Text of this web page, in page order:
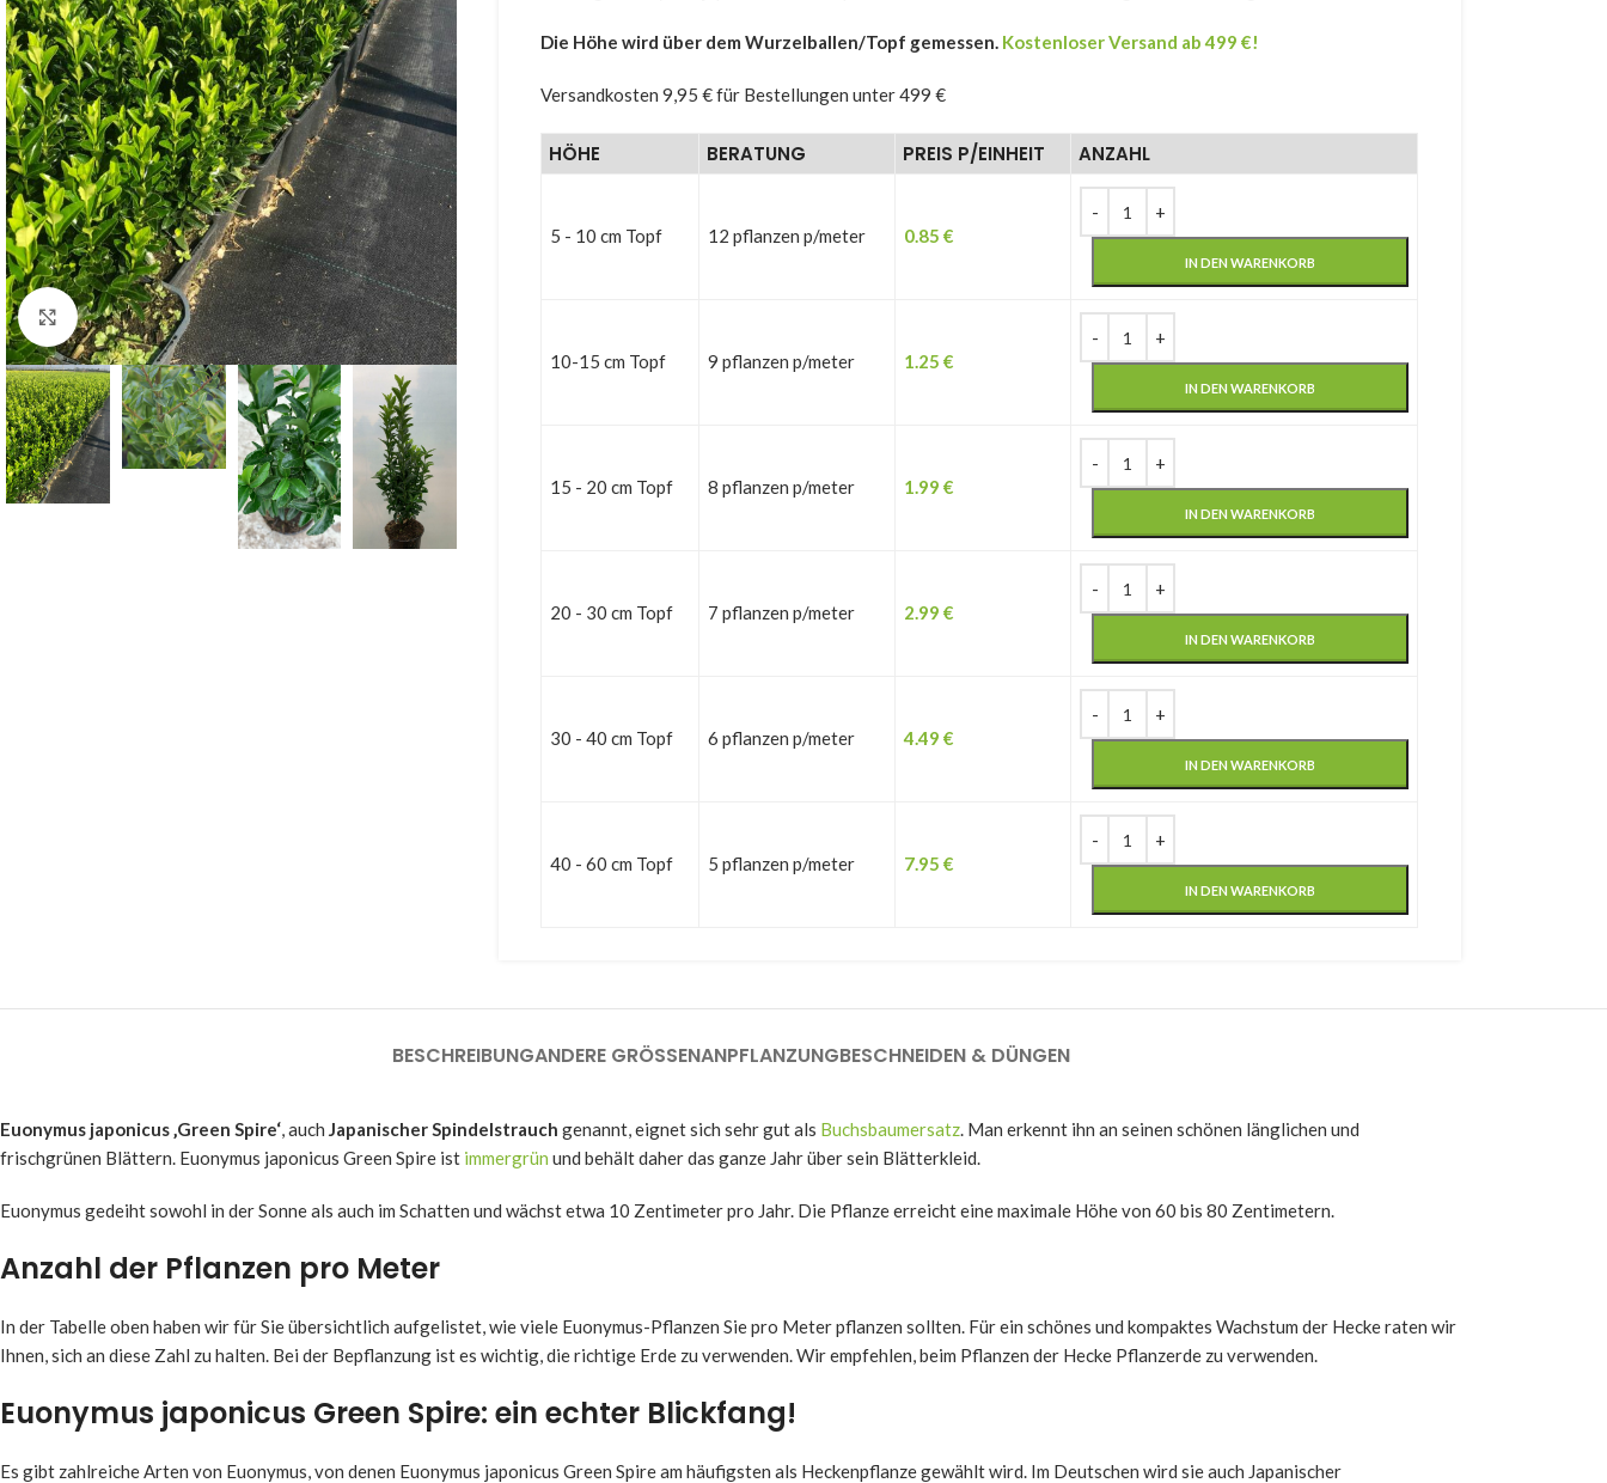
Klicken Sie zum Vergrößern
Die Höhe wird über dem Wurzelballen/Topf gemessen. Kostenloser Versand ab 499 €!
Versandkosten 9,95 € für Bestellungen unter 499 €
HÖHE BERATUNG PREIS P/EINHEIT ANZAHL
5 - 10 cm Topf 12 pflanzen p/meter 0.85€
IN DEN WARENKORB
10-15 cm Topf 9 pflanzen p/meter 1.25€
IN DEN WARENKORB
15 - 20 cm Topf 8 pflanzen p/meter 1.99€
IN DEN WARENKORB
20 - 30 cm Topf 7 pflanzen p/meter 2.99€
IN DEN WARENKORB
30 - 40 cm Topf 6 pflanzen p/meter 4.49€
IN DEN WARENKORB
40 - 60 cm Topf 5 pflanzen p/meter 7.95€
IN DEN WARENKORB
BESCHREIBUNGANDERE GRÖSSENANPFLANZUNGBESCHNEIDEN & DÜNGEN
Euonymus japonicus ‚Green Spire‘, auch Japanischer Spindelstrauch genannt, eignet sich sehr gut als Buchsbaumersatz. Man erkennt ihn an seinen schönen länglichen und
frischgrünen Blättern. Euonymus japonicus Green Spire ist immergrün und behält daher das ganze Jahr über sein Blätterkleid.
Euonymus gedeiht sowohl in der Sonne als auch im Schatten und wächst etwa 10 Zentimeter pro Jahr. Die Pflanze erreicht eine maximale Höhe von 60 bis 80 Zentimetern.
Anzahl der Pflanzen pro Meter
In der Tabelle oben haben wir für Sie übersichtlich aufgelistet, wie viele Euonymus-Pflanzen Sie pro Meter pflanzen sollten. Für ein schönes und kompaktes Wachstum der Hecke raten wir
Ihnen, sich an diese Zahl zu halten. Bei der Bepflanzung ist es wichtig, die richtige Erde zu verwenden. Wir empfehlen, beim Pflanzen der Hecke Pflanzerde zu verwenden.
Euonymus japonicus Green Spire: ein echter Blickfang!
Es gibt zahlreiche Arten von Euonymus, von denen Euonymus japonicus Green Spire am häufigsten als Heckenpflanze gewählt wird. Im Deutschen wird sie auch Japanischer